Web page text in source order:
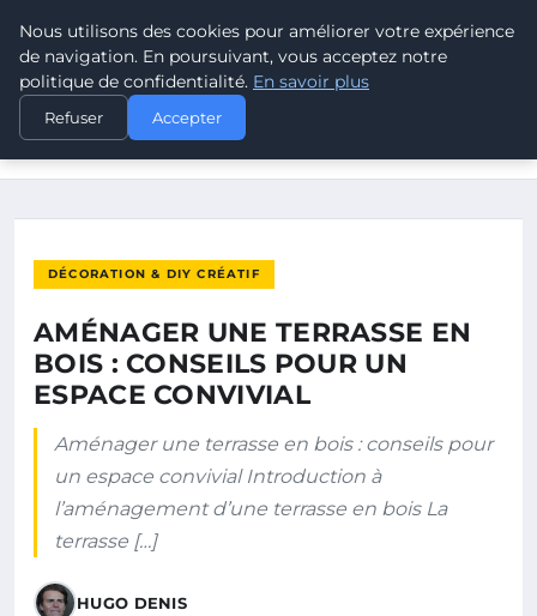
ELECTRODESTOCKS
ACCUEIL
AMÉNAGER UNE TERRASSE EN BOIS : CONSEILS POUR UN
DÉCORATION & DIY CRÉATIF
AMÉNAGER UNE TERRASSE EN
BOIS : CONSEILS POUR UN
ESPACE CONVIVIAL
Aménager une terrasse en bois : conseils pour
un espace convivial Introduction à
l’aménagement d’une terrasse en bois La
terrasse […]
HUGO DENIS
Nous utilisons des cookies pour améliorer votre expérience
de navigation. En poursuivant, vous acceptez notre
politique de confidentialité. En savoir plus
Refuser Accepter